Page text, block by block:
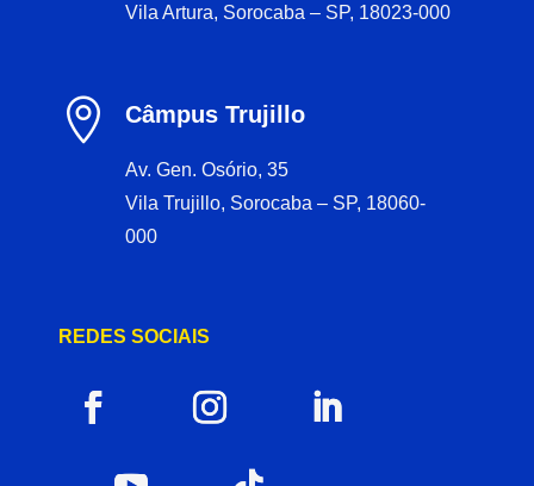
Vila Artura, Sorocaba – SP, 18023-000
 Câmpus Trujillo
Av. Gen. Osório, 35
Vila Trujillo, Sorocaba – SP, 18060-
000
REDES SOCIAIS